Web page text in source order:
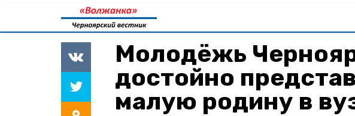
Молодёжь
достойно
малую родину в